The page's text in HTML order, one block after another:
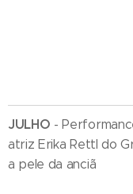
JULHO -
atriz Erika Rettl do
a pele da anciã